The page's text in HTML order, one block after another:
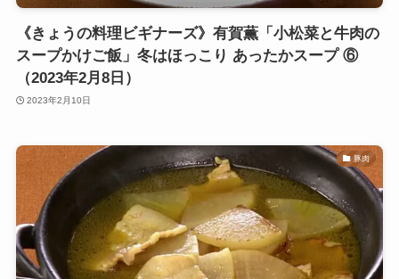
《きょうの料理ビギナーズ》有賀薫「小松菜と牛肉の
スープかけご飯」冬はほっこり あったかスープ ⑥
（2023年2月8日）
2023年2月10日
豚肉